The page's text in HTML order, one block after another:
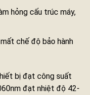
hỏng cấu trúc máy,
chế độ bảo hành
bị đạt công suất
đạt nhiệt độ 42-